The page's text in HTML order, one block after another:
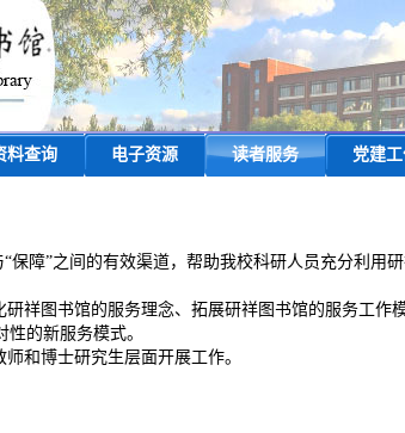
料查询 电子资源 读者服务 党建
保障”之间的有效渠道，帮助我校科研人员充分利用
研祥图书馆的服务理念、拓展研祥图书馆的服务工作
的新服务模式。
和博士研究生层面开展工作。